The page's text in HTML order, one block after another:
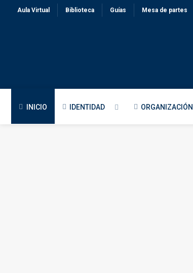
Aula Virtual Biblioteca Guías Mesa de partes
INICIO IDENTIDAD ORGANIZACIÓN